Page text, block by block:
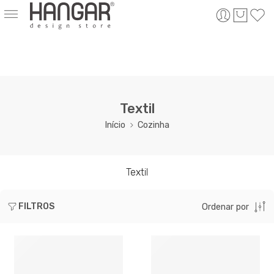
Textil
Início Cozinha
Textil
FILTROS Ordenar por